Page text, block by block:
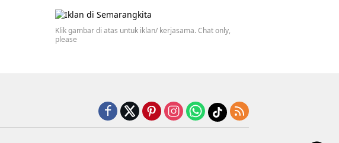
Klik gambar di atas untuk iklan/ kerjasama. Chat only,
please